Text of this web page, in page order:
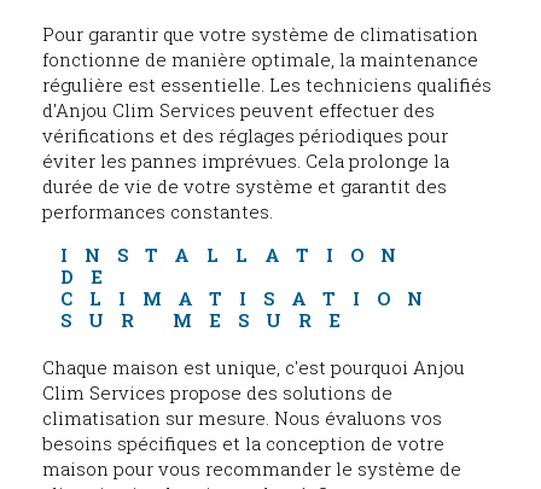
Pour garantir que votre système de climatisation
fonctionne de manière optimale, la maintenance
régulière est essentielle. Les techniciens qualifiés
d'Anjou Clim Services peuvent effectuer des
vérifications et des réglages périodiques pour
éviter les pannes imprévues. Cela prolonge la
durée de vie de votre système et garantit des
performances constantes.
INSTALLATION
DE
CLIMATISATION
SUR MESURE
Chaque maison est unique, c'est pourquoi Anjou
Clim Services propose des solutions de
climatisation sur mesure. Nous évaluons vos
besoins spécifiques et la conception de votre
maison pour vous recommander le système de